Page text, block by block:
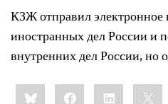
КЗЖ отправил
иностранных дел России и
внутренних дел России, но
Share
this:BlueskyFacebookLinkedIn